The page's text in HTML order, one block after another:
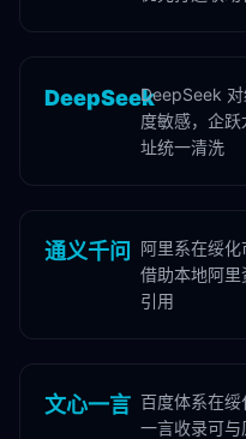
DeepSeekDeepSeek
度敏感，企
址统一清洗
通义千问
阿里系在绥
借助本地阿
引用
文心一言 百度体系在
一言收录可与